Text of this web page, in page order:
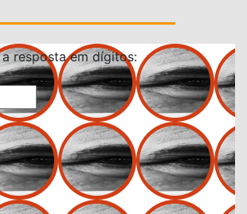
resposta em dígitos: